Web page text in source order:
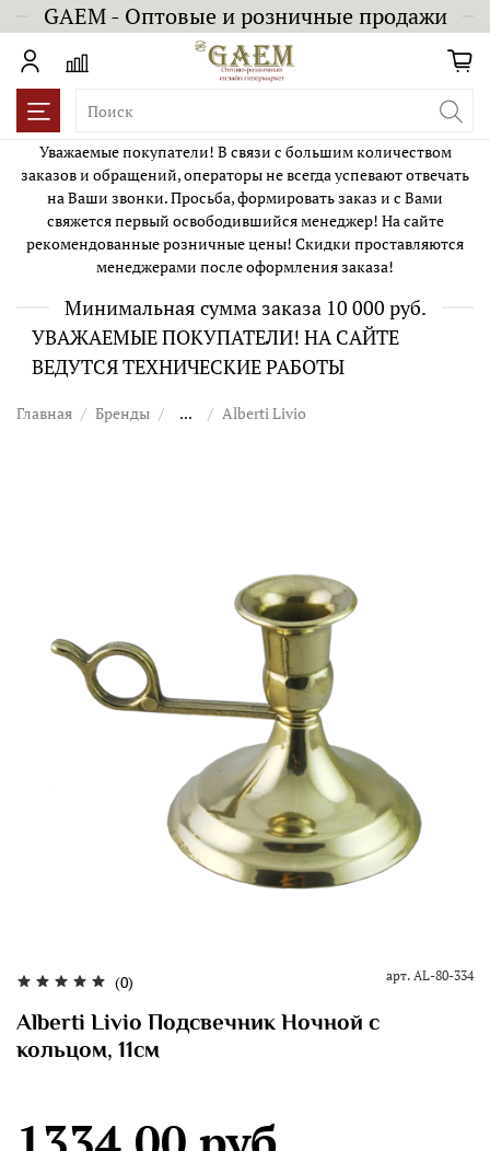
GAEM - Оптовые и розничные продажи
Уважаемые покупатели! В связи с большим количеством
заказов и обращений, операторы не всегда успевают отвечать
на Ваши звонки. Просьба, формировать заказ и с Вами
свяжется первый освободившийся менеджер! На сайте
рекомендованные розничные цены! Скидки проставляются
менеджерами после оформления заказа!
Минимальная сумма заказа 10 000 руб.
УВАЖАЕМЫЕ ПОКУПАТЕЛИ! НА САЙТЕ
ВЕДУТСЯ ТЕХНИЧЕСКИЕ РАБОТЫ
Главная Бренды ... Alberti Livio
(0) арт. AL-80-334
Alberti Livio Подсвечник Ночной с
кольцом, 11см